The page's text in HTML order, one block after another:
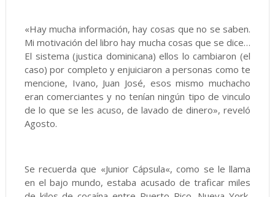
«Hay mucha información, hay cosas que no se saben.
Mi motivación del libro hay mucha cosas que se dice…
El sistema (justica dominicana) ellos lo cambiaron (el
caso) por completo y enjuiciaron a personas como te
mencione, Ivano, Juan José, esos mismo muchacho
eran comerciantes y no tenían ningún tipo de vinculo
de lo que se les acuso, de lavado de dinero», reveló
Agosto.
Se recuerda que «Junior Cápsula«, como se le llama
en el bajo mundo, estaba acusado de traficar miles